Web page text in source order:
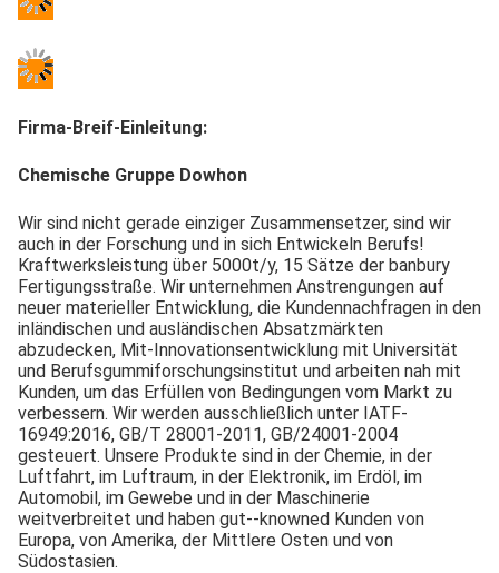
Firma-Breif-Einleitung:
Chemische Gruppe Dowhon
Wir sind nicht gerade einziger Zusammensetzer, sind wir
auch in der Forschung und in sich Entwickeln Berufs!
Kraftwerksleistung über 5000t/y, 15 Sätze der banbury
Fertigungsstraße. Wir unternehmen Anstrengungen auf
neuer materieller Entwicklung, die Kundennachfragen in den
inländischen und ausländischen Absatzmärkten
abzudecken, Mit-Innovationsentwicklung mit Universität
und Berufsgummiforschungsinstitut und arbeiten nah mit
Kunden, um das Erfüllen von Bedingungen vom Markt zu
verbessern. Wir werden ausschließlich unter IATF-
16949:2016, GB/T 28001-2011, GB/24001-2004
gesteuert. Unsere Produkte sind in der Chemie, in der
Luftfahrt, im Luftraum, in der Elektronik, im Erdöl, im
Automobil, im Gewebe und in der Maschinerie
weitverbreitet und haben gut--knowned Kunden von
Europa, von Amerika, der Mittlere Osten und von
Südostasien.